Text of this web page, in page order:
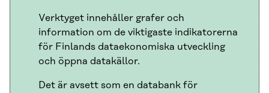
Verktyget innehåller grafer och
information om de viktigaste indikatorerna
för Finlands dataekonomiska utveckling
och öppna datakällor.
Det är avsett som en databank för